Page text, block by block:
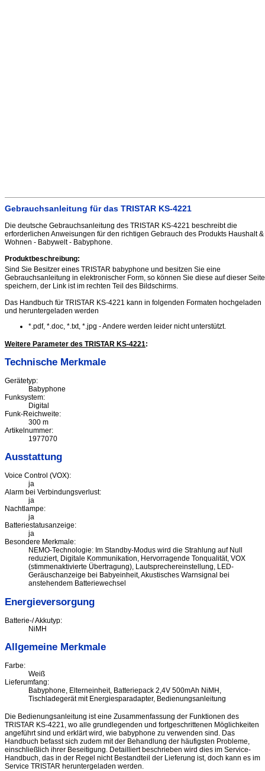
Gebrauchsanleitung für das TRISTAR KS-4221
Die deutsche Gebrauchsanleitung des TRISTAR KS-4221 beschreibt die
erforderlichen Anweisungen für den richtigen Gebrauch des Produkts Haushalt &
Wohnen - Babywelt - Babyphone.
Produktbeschreibung:
Sind Sie Besitzer eines TRISTAR babyphone und besitzen Sie eine
Gebrauchsanleitung in elektronischer Form, so können Sie diese auf dieser Seite
speichern, der Link ist im rechten Teil des Bildschirms.
Das Handbuch für TRISTAR KS-4221 kann in folgenden Formaten hochgeladen
und heruntergeladen werden
*.pdf, *.doc, *.txt, *.jpg - Andere werden leider nicht unterstützt.
Weitere Parameter des TRISTAR KS-4221:
Technische Merkmale
Gerätetyp:
Babyphone
Funksystem:
Digital
Funk-Reichweite:
300 m
Artikelnummer:
1977070
Ausstattung
Voice Control (VOX):
ja
Alarm bei Verbindungsverlust:
ja
Nachtlampe:
ja
Batteriestatusanzeige:
ja
Besondere Merkmale:
NEMO-Technologie: Im Standby-Modus wird die Strahlung auf Null
reduziert, Digitale Kommunikation, Hervorragende Tonqualität, VOX
(stimmenaktivierte Übertragung), Lautsprechereinstellung, LED-
Geräuschanzeige bei Babyeinheit, Akustisches Warnsignal bei
anstehendem Batteriewechsel
Energieversorgung
Batterie-/ Akkutyp:
NiMH
Allgemeine Merkmale
Farbe:
Weiß
Lieferumfang:
Babyphone, Elterneinheit, Batteriepack 2,4V 500mAh NiMH,
Tischladegerät mit Energiesparadapter, Bedienungsanleitung
Die Bedienungsanleitung ist eine Zusammenfassung der Funktionen des
TRISTAR KS-4221, wo alle grundlegenden und fortgeschrittenen Möglichkeiten
angeführt sind und erklärt wird, wie babyphone zu verwenden sind. Das
Handbuch befasst sich zudem mit der Behandlung der häufigsten Probleme,
einschließlich ihrer Beseitigung. Detailliert beschrieben wird dies im Service-
Handbuch, das in der Regel nicht Bestandteil der Lieferung ist, doch kann es im
Service TRISTAR heruntergeladen werden.